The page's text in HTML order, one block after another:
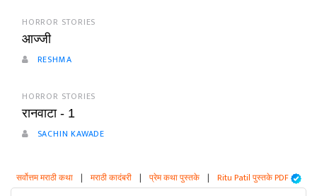
HORROR STORIES
आज्जी
RESHMA
HORROR STORIES
रानवाटा - 1
SACHIN KAWADE
सर्वोत्तम मराठी कथा | मराठी कादंबरी | प्रेम कथा पुस्तके | Ritu Patil पुस्तके PDF